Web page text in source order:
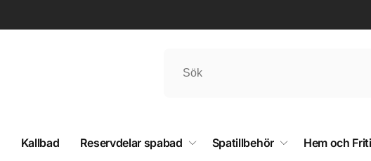
Kallbad Reservdelar spabad Spatillbehör Hem och